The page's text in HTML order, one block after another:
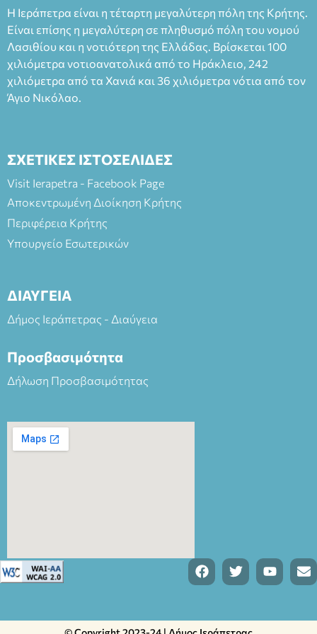
Η Ιεράπετρα είναι η τέταρτη μεγαλύτερη πόλη της Κρήτης.
Είναι επίσης η μεγαλύτερη σε πληθυσμό πόλη του νομού
Λασιθίου και η νοτιότερη της Ελλάδας. Βρίσκεται 100
χιλιόμετρα νοτιοανατολικά από το Ηράκλειο, 242
χιλιόμετρα από τα Χανιά και 36 χιλιόμετρα νότια από τον
Άγιο Νικόλαο.
ΣΧΕΤΙΚΕΣ ΙΣΤΟΣΕΛΙΔΕΣ
Visit Ierapetra - Facebook Page
Αποκεντρωμένη Διοίκηση Κρήτης
Περιφέρεια Κρήτης
Υπουργείο Εσωτερικών
ΔΙΑΥΓΕΙΑ
Δήμος Ιεράπετρας - Διαύγεια
Προσβασιμότητα
Δήλωση Προσβασιμότητας